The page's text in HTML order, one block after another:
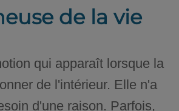
de la vie
qui apparaît lorsque la
de l'intérieur. Elle n'a
d'une raison. Parfois,